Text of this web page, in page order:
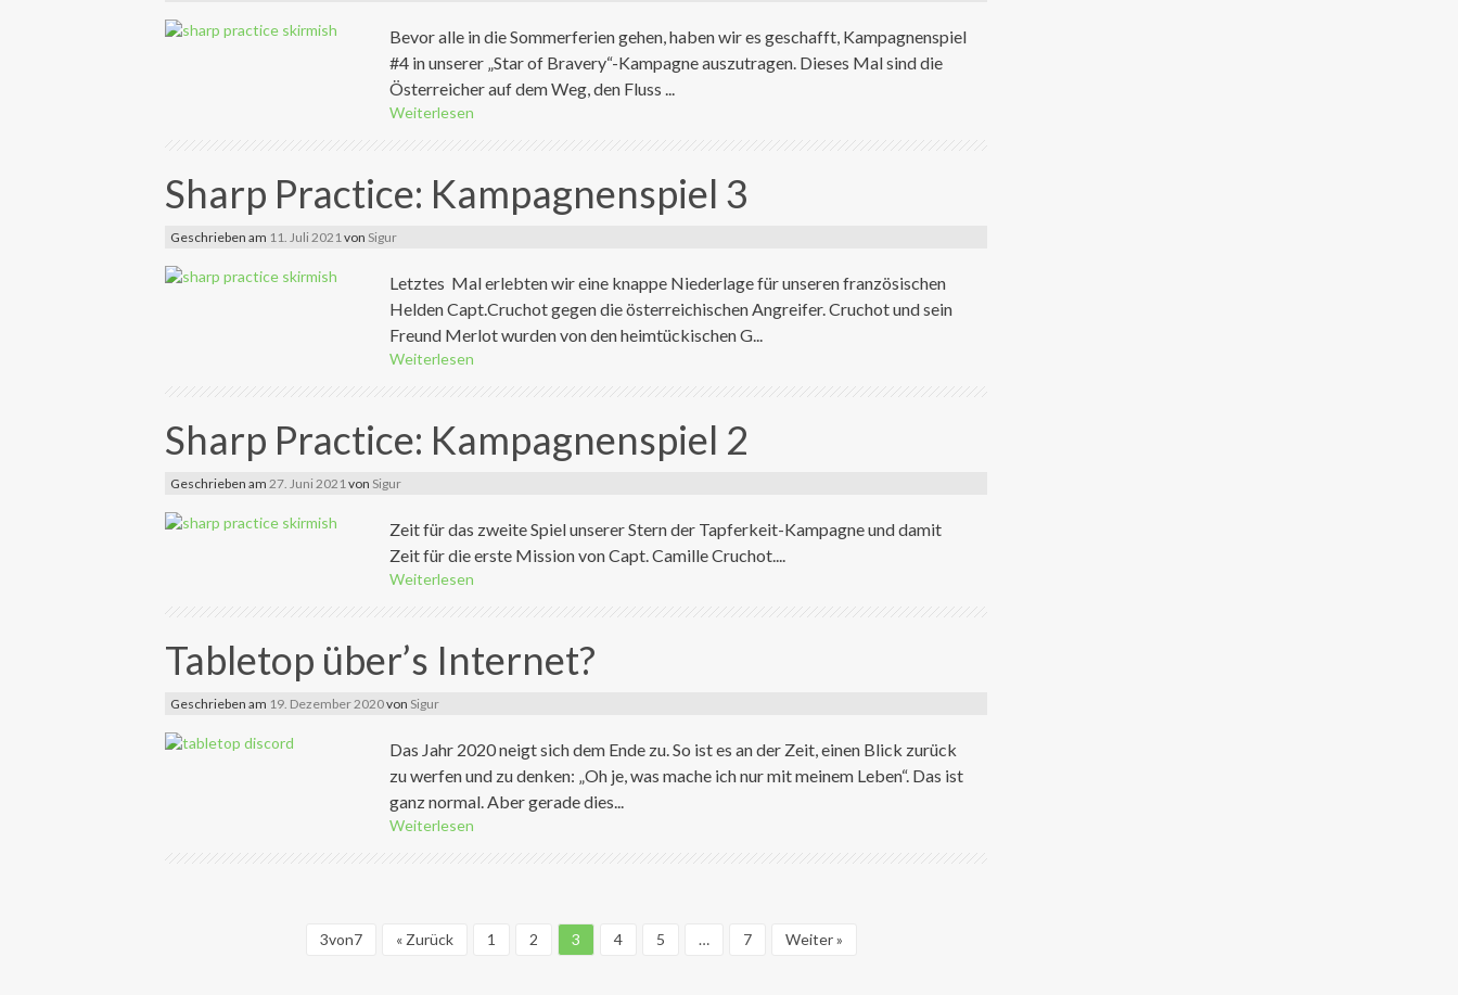
Bevor alle in die Sommerferien gehen, haben wir es geschafft, Kampagnenspiel
#4 in unserer „Star of Bravery“-Kampagne auszutragen. Dieses Mal sind die
Österreicher auf dem Weg, den Fluss ...
Weiterlesen
Sharp Practice: Kampagnenspiel 3
Geschrieben am 11. Juli 2021von Sigur
Letztes Mal erlebten wir eine knappe Niederlage für unseren französischen
Helden Capt.Cruchot gegen die österreichischen Angreifer. Cruchot und sein
Freund Merlot wurden von den heimtückischen G...
Weiterlesen
Sharp Practice: Kampagnenspiel 2
Geschrieben am 27. Juni 2021von Sigur
Zeit für das zweite Spiel unserer Stern der Tapferkeit-Kampagne und damit
Zeit für die erste Mission von Capt. Camille Cruchot....
Weiterlesen
Tabletop über’s Internet?
Geschrieben am 19. Dezember 2020von Sigur
Das Jahr 2020 neigt sich dem Ende zu. So ist es an der Zeit, einen Blick zurück
zu werfen und zu denken: „Oh je, was mache ich nur mit meinem Leben“. Das ist
ganz normal. Aber gerade dies...
Weiterlesen
3von7 « Zurück 1 2 3 4 5 … 7 Weiter »